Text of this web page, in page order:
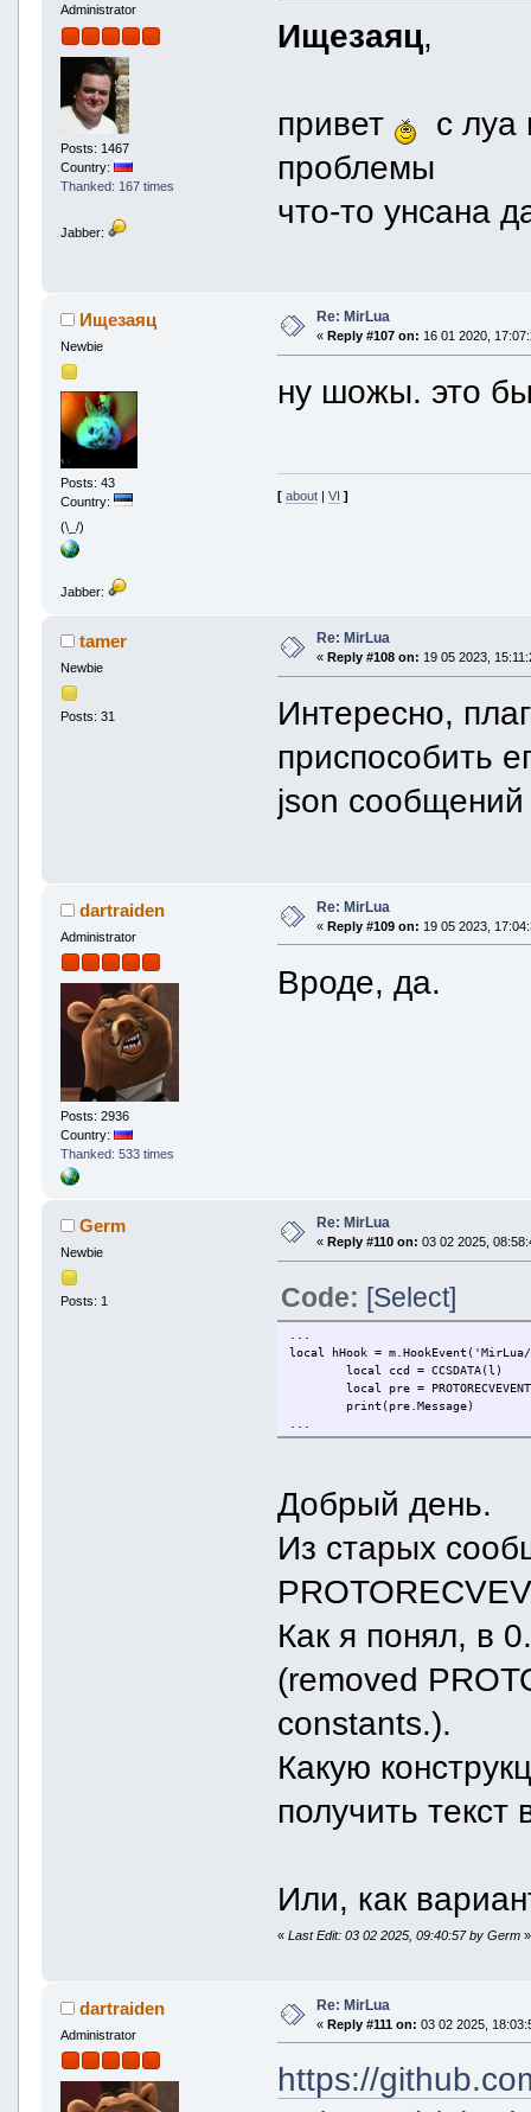
Administrator
Posts: 1467
Country:
Thanked: 167 times
Jabber:
Ищезаяц,
привет
с луа
проблемы
что-то унсана
Ищезаяц
Newbie
Posts: 43
Country:
(\_/)
Jabber:
Re: MirLua
« Reply #107 on: 16 01 2020,
ну шожы. это
[ about |VI ]
tamer
Newbie
Posts: 31
Re: MirLua
« Reply #108 on: 19 05 2023,
Интересно,
приспособить
json сообщений
dartraiden
Administrator
Posts: 2936
Country:
Thanked: 533 times
Re: MirLua
« Reply #109 on: 19 05 2023,
Вроде, да.
Germ
Newbie
Posts: 1
Re: MirLua
« Reply #110 on: 03 02 2025,
Code: [Select]
...
local hHook =
local ccd = CCSDATA(l)
local pre =
print(pre.Message)
...
Добрый день.
Из старых
Как я понял, в
(removed
constants.).
Какую
получить
Или, как
«Last Edit: 03 02 2025, 09:40:57 by Germ »
dartraiden
Administrator
Re: MirLua
« Reply #111 on: 03 02 2025,
https://